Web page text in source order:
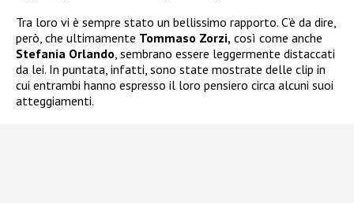
Tra loro vi è sempre stato un bellissimo rapporto. C’è da dire,
però, che ultimamente Tommaso Zorzi, così come anche
Stefania Orlando, sembrano essere leggermente distaccati
da lei. In puntata, infatti, sono state mostrate delle clip in
cui entrambi hanno espresso il loro pensiero circa alcuni suoi
atteggiamenti.